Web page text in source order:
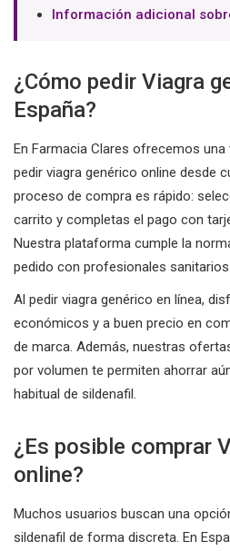
Información adicional
¿Cómo pedir Viagra
España?
En Farmacia Clares ofrecemos una
pedir viagra genérico online desde
proceso de compra es rápido:
carrito y completas el pago con
Nuestra plataforma cumple la
pedido con profesionales
Al pedir viagra genérico en línea,
económicos y a buen precio en
de marca. Además, nuestras
por volumen te permiten ahorrar
habitual de sildenafil.
¿Es posible comprar
online?
Muchos usuarios buscan una
sildenafil de forma discreta. En